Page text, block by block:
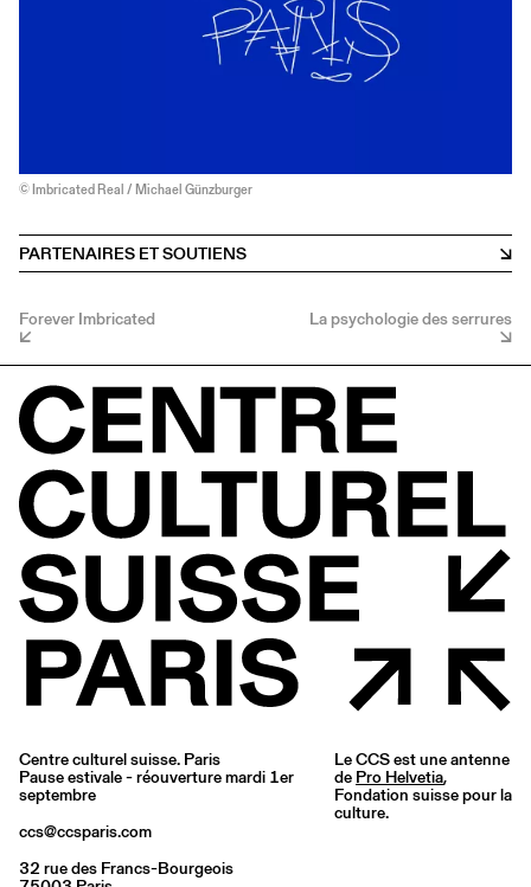
© Imbricated Real / Michael Günzburger
PARTENAIRES ET SOUTIENS
Forever Imbricated La psychologie des serrures
Centre culturel suisse. Paris
Pause estivale - réouverture mardi 1er
septembre
ccs@ccsparis.com
32 rue des Francs-Bourgeois
Le CCS est une antenne
de Pro Helvetia,
Fondation suisse pour la
culture.